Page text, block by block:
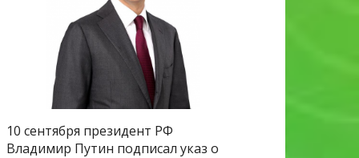
10 сентября президент РФ
Владимир Путин подписал указ о